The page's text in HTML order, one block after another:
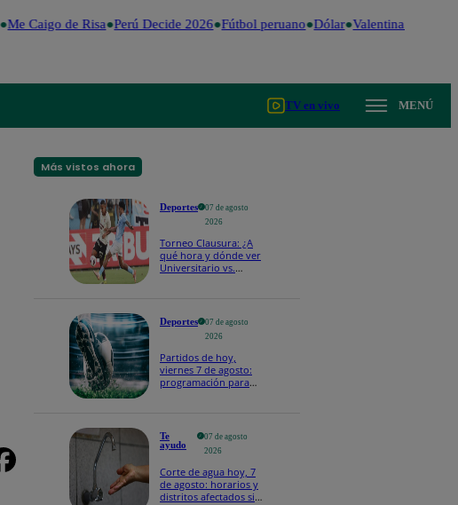
Me Caigo de Risa Perú Decide 2026 Fútbol peruano Dólar Valentina Valiente
TV en vivo MENÚ
Más vistos ahora
Deportes
07 de agosto
2026
Torneo Clausura: ¿A
qué hora y dónde ver
Universitario vs.
Deportes
07 de agosto
2026
Partidos de hoy,
viernes 7 de agosto:
programación para
Te
ayudo
07 de agosto
2026
Corte de agua hoy, 7
de agosto: horarios y
distritos afectados sin